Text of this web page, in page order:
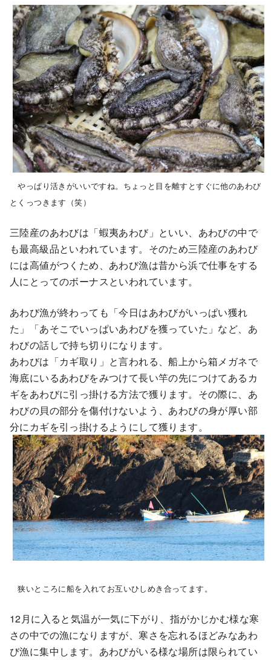
やっぱり活きがいいですね。ちょっと目を離すとすぐに他のあわび
とくっつきます（笑）
三陸産のあわびは「蝦夷あわび」といい、あわびの中で
も最高級品といわれています。そのため三陸産のあわび
には高値がつくため、あわび漁は昔から浜で仕事をする
人にとってのボーナスといわれています。
あわび漁が終わっても「今日はあわびがいっぱい獲れ
た」「あそこでいっぱいあわびを獲っていた」など、あ
わびの話しで持ち切りになります。
あわびは「カギ取り」と言われる、船上から箱メガネで
海底にいるあわびをみつけて長い竿の先につけてあるカ
ギをあわびに引っ掛ける方法で獲ります。その際に、あ
わびの貝の部分を傷付けないよう、あわびの身が厚い部
分にカギを引っ掛けるようにして獲ります。
狭いところに船を入れてお互いひしめき合ってます。
12月に入ると気温が一気に下がり、指がかじかむ様な寒
さの中での漁になりますが、寒さを忘れるほどみなあわ
び漁に集中します。あわびがいる様な場所は限られてい